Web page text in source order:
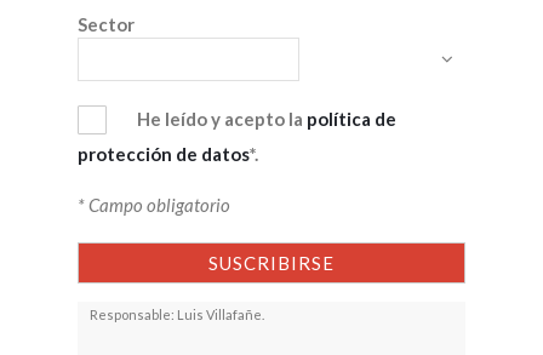
Sector
He leído y acepto la política de
protección de datos*.
* Campo obligatorio
Responsable: Luis Villafañe.